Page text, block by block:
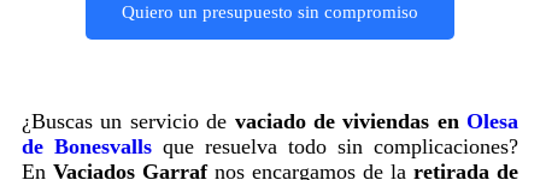
Quiero un presupuesto sin compromiso
¿Buscas un servicio de vaciado de viviendas en Olesa
de Bonesvalls que resuelva todo sin complicaciones?
En Vaciados Garrafnos encargamos de la retirada de